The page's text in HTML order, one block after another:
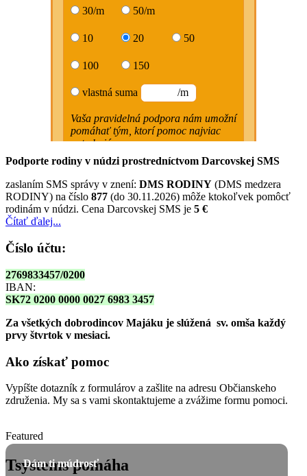
Podporte rodiny v núdzi prostredníctvom Darcovskej SMS
zaslaním SMS správy v znení: DMS RODINY (DMS medzera
RODINY) na číslo 877 (do 30.11.2026) môže ktokoľvek pomôcť
rodinám v núdzi. Cena Darcovskej SMS je 5 €
Čítať ďalej...
Číslo účtu:
2769833457/0200
IBAN:
SK72 0200 0000 0027 6983 3457
Za všetkých dobrodincov Majáku je slúžená sv. omša každý
prvy štvrtok v mesiaci.
Ako získať pomoc
Vypíšte dotazník z formulárov a zašlite na adresu Občianskeho
združenia. My sa s vami skontaktujeme a zvážime formu pomoci.
Dám ti múdrosť
Featured
Tsystems pomáha